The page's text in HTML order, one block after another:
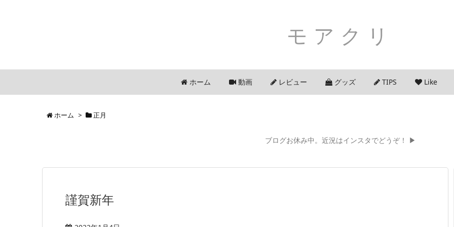
モアクリ
ホーム 動画 レビュー グッズ TIPS Like
ホーム > 正月
ブログお休み中。近況はインスタでどうぞ！ ▶
謹賀新年